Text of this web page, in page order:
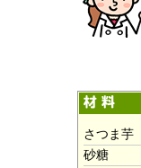
さつま芋
砂糖